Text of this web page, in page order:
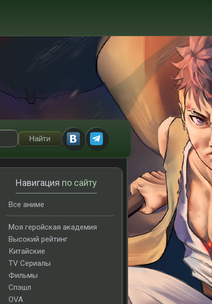
Навигация по сайту
Все аниме
Моя геройская академия
Высокий рейтинг
Китайские
TV Сериалы
Фильмы
Спэшл
OVA